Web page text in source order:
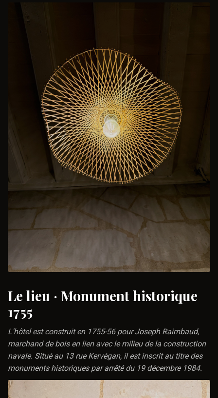
Le lieu · Monument historique
1755
L'hôtel est construit en 1755-56 pour Joseph Raimbaud,
marchand de bois en lien avec le milieu de la construction
navale. Situé au 13 rue Kervégan, il est inscrit au titre des
monuments historiques par arrêté du 19 décembre 1984.